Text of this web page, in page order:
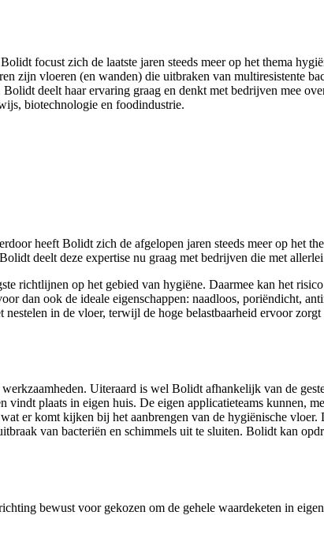
focust zich de laatste jaren steeds meer op het thema
zijn vloeren (en wanden) die uitbraken van multiresistente
deelt haar ervaring graag en denkt met bedrijven mee
biotechnologie en foodindustrie.
heeft Bolidt zich de afgelopen jaren steeds meer op het
deelt deze expertise nu graag met bedrijven die met
richtlijnen op het gebied van hygiëne. Daarmee kan het
dan ook de ideale eigenschappen: naadloos, poriëndicht,
in de vloer, terwijl de hoge belastbaarheid ervoor zorgt
Uiteraard is wel Bolidt afhankelijk van de
plaats in eigen huis. De eigen applicatieteams kunnen,
er komt kijken bij het aanbrengen van de hygiënische
van bacteriën en schimmels uit te sluiten. Bolidt kan
bewust voor gekozen om de gehele waardeketen in